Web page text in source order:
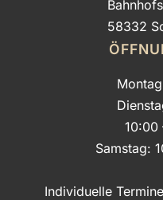
58332
10:00
Samstag:
Individuelle